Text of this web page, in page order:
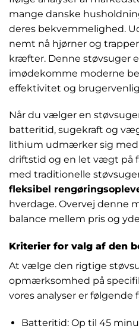
mange danske
deres bekvemmelighed.
nemt nå hjørner og
kræfter. Denne støvsuger
imødekomme moderne
effektivitet og
Når du vælger en
batteritid, sugekraft og
lithium udmærker sig
driftstid og en let vægt på
med traditionelle
fleksibel
hverdage. Overvej denne
balance mellem pris og
Kriterier for valg af den
At vælge den rigtige
opmærksomhed på
vores analyser er følgende
Batteritid: Op til 45